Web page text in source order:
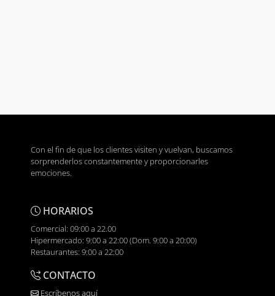
Con el fin de que los clientes visiten y vuelvan, buscamos
sorprenderlos constantemente y proporcionarles
emociones.
HORARIOS
Comercial: 09:00 a 22.00
Hipermercado: 9:00 a 22:00 (Dom. 9:00 a 20:00)
Restaurantes: 9:00 a 22:00
CONTACTO
Escríbenos aquí